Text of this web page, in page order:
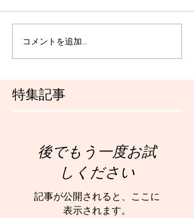
特集記事
コメントを追加…
後でもう一度お試
しください
記事が公開されると、ここに
表示されます。